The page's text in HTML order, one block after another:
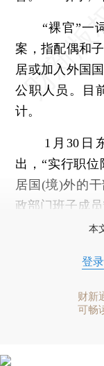
“裸官”一词
案，指配偶和
居或加入外国
公职人员。目
计。
1月30日东
出，“实行职
居国(境)外的
政部门班子成员
本
登录
财新
可畅